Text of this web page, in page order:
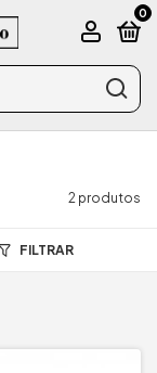
0
2 produtos
FILTRAR